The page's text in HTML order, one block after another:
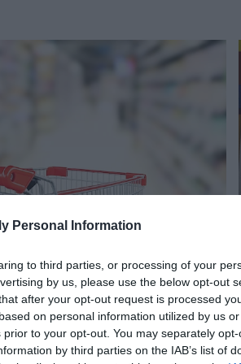
Personal Information
to third parties, or processing of your
by us, please use the below opt-out
after your opt-out request is processed
on personal information utilized by us
to your opt-out. You may separately
by third parties on the IAB’s list of
a kormány a nagy
érdekében új eszközt vezet be